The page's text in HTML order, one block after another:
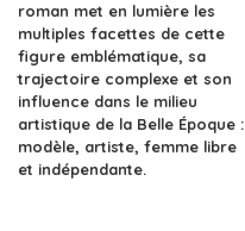
roman met en lumière les
multiples facettes de cette
figure emblématique, sa
trajectoire complexe et son
influence dans le milieu
artistique de la Belle Époque :
modèle, artiste, femme libre
et indépendante.